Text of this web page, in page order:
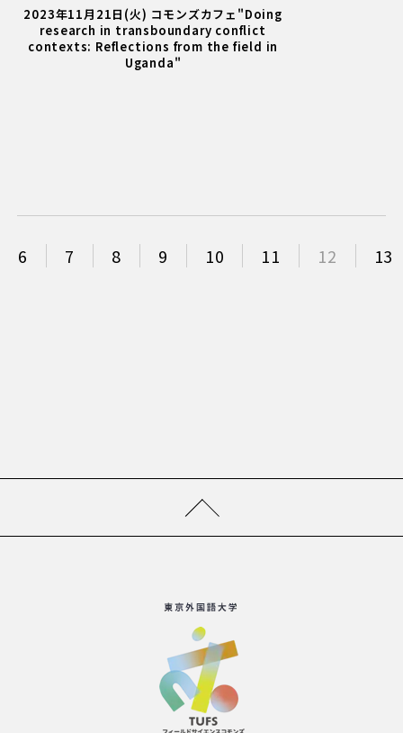
2023年11月21日(火) コモンズカフェ"Doing
research in transboundary conflict
contexts: Reflections from the field in
Uganda"
6 7 8 9 10 11 12 13